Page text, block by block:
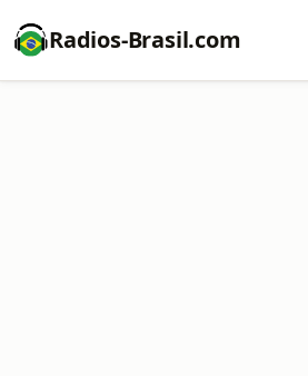
Radios-Brasil.com